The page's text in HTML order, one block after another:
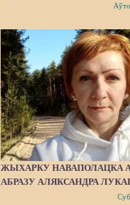
ЖЫХАРКУ НАВАПОЛАЦКА
АБРАЗУ АЛЯКСАНДРА